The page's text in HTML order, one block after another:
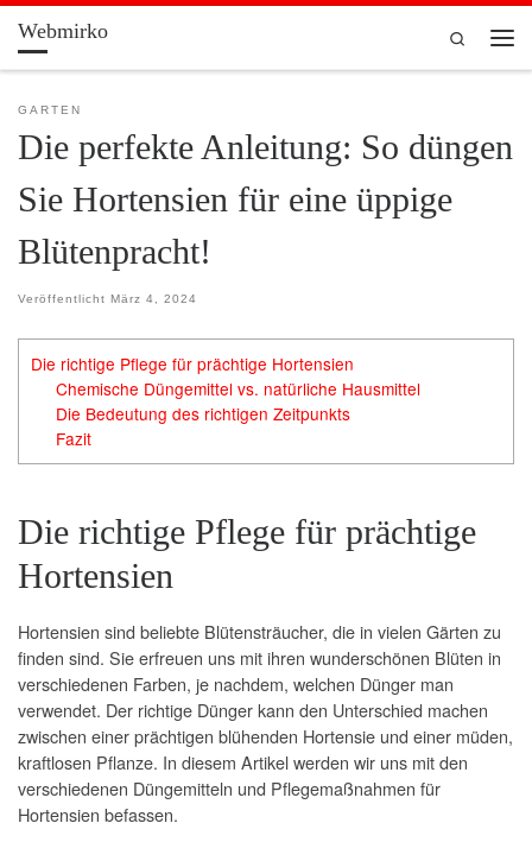
Zum Inhalt springen
Webmirko
Search
GARTEN
Die perfekte Anleitung: So düngen
Sie Hortensien für eine üppige
Blütenpracht!
Veröffentlicht März 4, 2024
Die richtige Pflege für prächtige Hortensien
Chemische Düngemittel vs. natürliche Hausmittel
Die Bedeutung des richtigen Zeitpunkts
Fazit
Die richtige Pflege für prächtige
Hortensien
Hortensien sind beliebte Blütensträucher, die in vielen Gärten zu
finden sind. Sie erfreuen uns mit ihren wunderschönen Blüten in
verschiedenen Farben, je nachdem, welchen Dünger man
verwendet. Der richtige Dünger kann den Unterschied machen
zwischen einer prächtigen blühenden Hortensie und einer müden,
kraftlosen Pflanze. In diesem Artikel werden wir uns mit den
verschiedenen Düngemitteln und Pflegemaßnahmen für
Hortensien befassen.